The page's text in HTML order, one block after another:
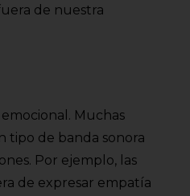
de nuestra
Muchas
tipo de banda sonora
Por ejemplo, las
de expresar empatía